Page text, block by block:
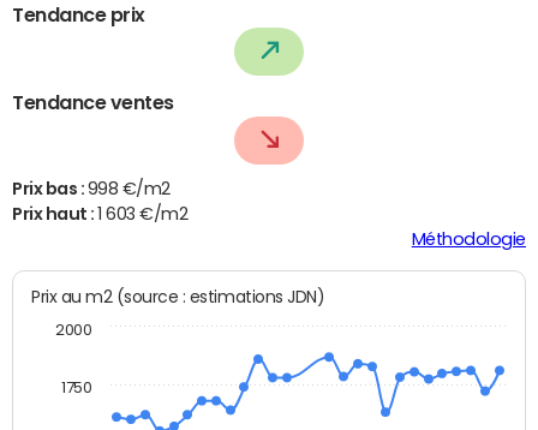
Tendance prix
Tendance ventes
Prix bas : 998 €/m2
Prix haut :
1 603 €/m2
Méthodologie
Prix au m2 (source : estimations JDN)
1750
2000